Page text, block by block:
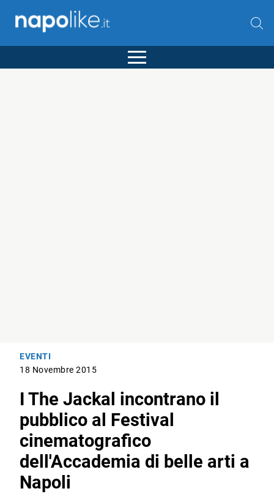
EVENTI
18 Novembre 2015
I The Jackal incontrano il
pubblico al Festival
cinematografico
dell'Accademia di belle arti a
Napoli